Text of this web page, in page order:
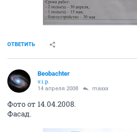
ОТВЕТИТЬ
Beobachter
v.i.p.
14 апреля 2008 maxxx
Фото от 14.04.2008.
Фасад.